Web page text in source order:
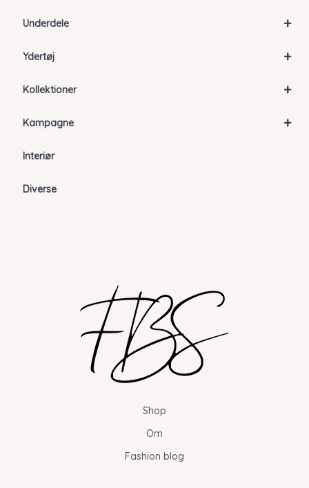
+
Underdele
+
Ydertøj
+
Kollektioner
+
Kampagne
Interiør
Diverse
Shop
Om
Fashion blog